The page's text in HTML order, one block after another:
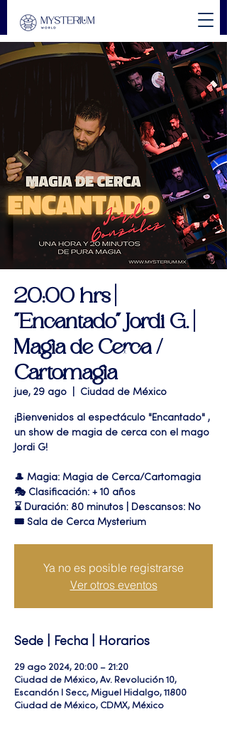
20:00 hrs |
"Encantado" Jordi G. |
Magia de Cerca /
Cartomagia
jue, 29 ago Ciudad de México
¡Bienvenidos al espectáculo "Encantado" ,
un show de magia de cerca con el mago
Jordi G!
🎩 Magia: Magia de Cerca/Cartomagia
🎭 Clasificación: + 10 años
⌛ Duración: 80 minutos | Descansos: No
🎟 Sala de Cerca Mysterium
Ya no es posible registrarse
Ver otros eventos
Sede | Fecha | Horarios
29 ago 2024, 20:00 – 21:20
Ciudad de México, Av. Revolución 10,
Escandón I Secc, Miguel Hidalgo, 11800
Ciudad de México, CDMX, México